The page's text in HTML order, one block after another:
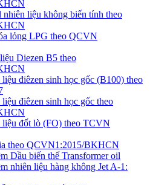
liệu không biến tính theo
lỏng LPG theo QCVN
Diezen B5 theo
điêzen sinh học gốc (B100) theo
điêzen sinh học gốc theo
đốt lò (FO) theo TCVN
theo QCVN1:2015/BKHCN
Dầu biến thế Transformer oil
nhiên liệu hàng không Jet A-1: